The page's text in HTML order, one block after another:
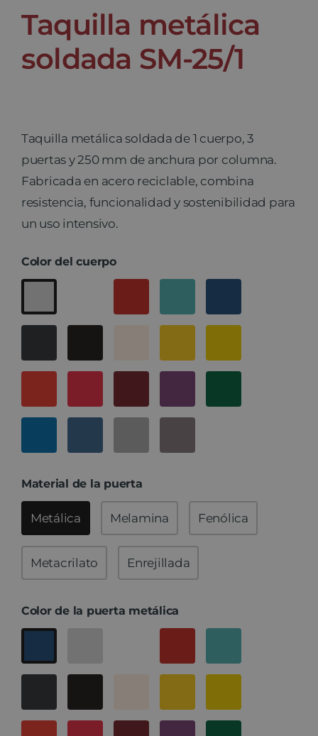
Taquilla metálica
soldada SM-25/1
Taquilla metálica soldada de 1 cuerpo, 3
puertas y 250 mm de anchura por columna.
Fabricada en acero reciclable, combina
resistencia, funcionalidad y sostenibilidad para
un uso intensivo.
Color del cuerpo
Material de la puerta
Metálica Melamina Fenólica
Metacrilato Enrejillada
Color de la puerta metálica